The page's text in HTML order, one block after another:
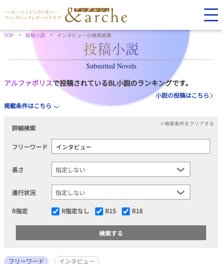
TOP 投稿小説 インタビューの検索結果
Submitted Novels
アルファポリスで投稿されているBL小説のランキングです。
小説の投稿はこちら
掲載条件はこちら
詳細検索
×検索条件をクリアする
フリーワード
長さ
進行状況
R指定 R指定なし R15 R18
フリーワード
インタビュー